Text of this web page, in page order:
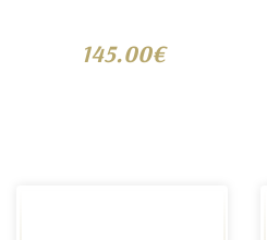
145.00€